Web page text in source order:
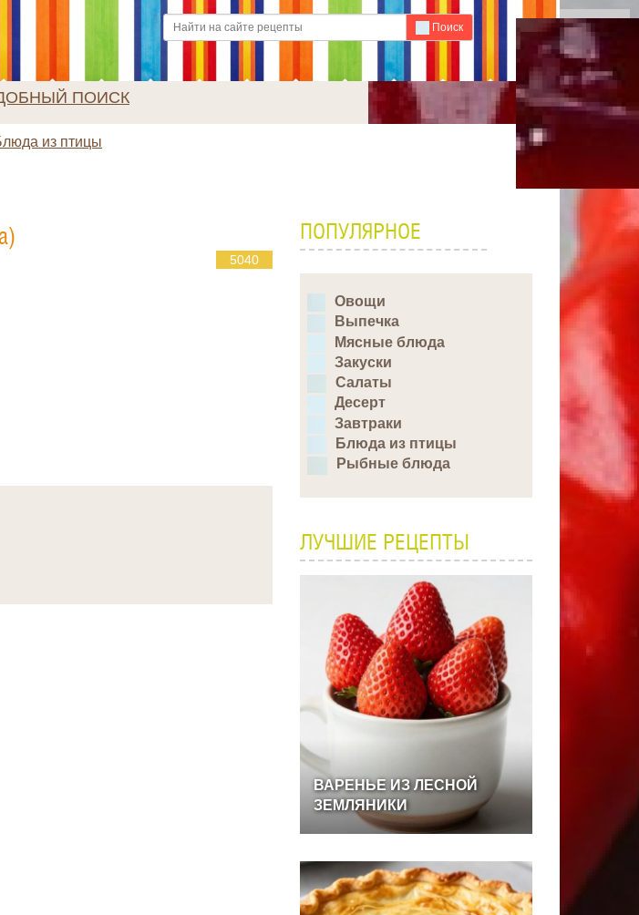
Поиск
ПОИСК
из птицы
5040
ПОПУЛЯРНОЕ
Овощи
Выпечка
Мясные блюда
Закуски
Салаты
Десерт
Завтраки
Блюда из птицы
Рыбные блюда
ЛУЧШИЕ РЕЦЕПТЫ
ВАРЕНЬЕ ИЗЛЕСНОЙ
ЗЕМЛЯНИКИ
Для любых предложений по
сайту: ideaport@cp9.ru